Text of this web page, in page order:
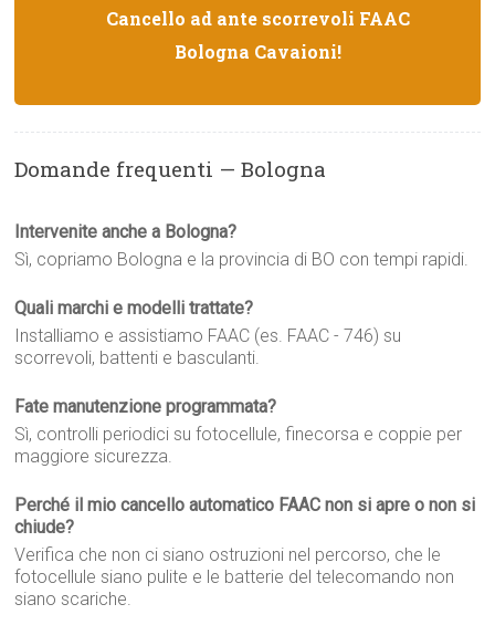
Cancello ad ante scorrevoli FAAC
Bologna Cavaioni!
Domande frequenti — Bologna
Intervenite anche a Bologna?
Sì, copriamo Bologna e la provincia di BO con tempi rapidi.
Quali marchi e modelli trattate?
Installiamo e assistiamo FAAC (es. FAAC - 746) su
scorrevoli, battenti e basculanti.
Fate manutenzione programmata?
Sì, controlli periodici su fotocellule, finecorsa e coppie per
maggiore sicurezza.
Perché il mio cancello automatico FAAC non si apre o non si
chiude?
Verifica che non ci siano ostruzioni nel percorso, che le
fotocellule siano pulite e le batterie del telecomando non
siano scariche.